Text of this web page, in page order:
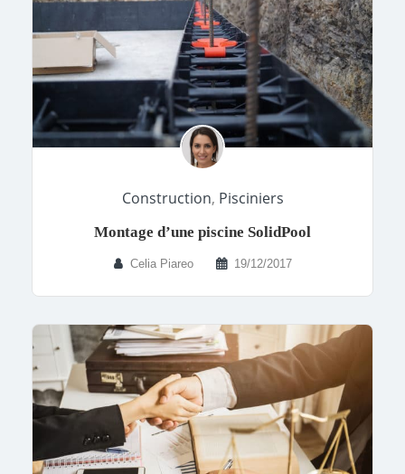
Construction, Pisciniers
Montage d’une piscine SolidPool
Celia Piareo 19/12/2017